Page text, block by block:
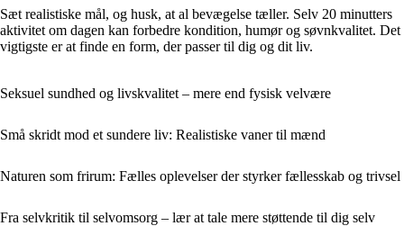
Sæt realistiske mål, og husk, at al bevægelse tæller. Selv 20 minutters
aktivitet om dagen kan forbedre kondition, humør og søvnkvalitet. Det
vigtigste er at finde en form, der passer til dig og dit liv.
Seksuel sundhed og livskvalitet – mere end fysisk velvære
Små skridt mod et sundere liv: Realistiske vaner til mænd
Naturen som frirum: Fælles oplevelser der styrker fællesskab og trivsel
Fra selvkritik til selvomsorg – lær at tale mere støttende til dig selv